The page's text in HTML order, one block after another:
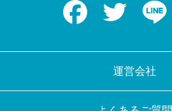
Facebook Twitter
運営会社